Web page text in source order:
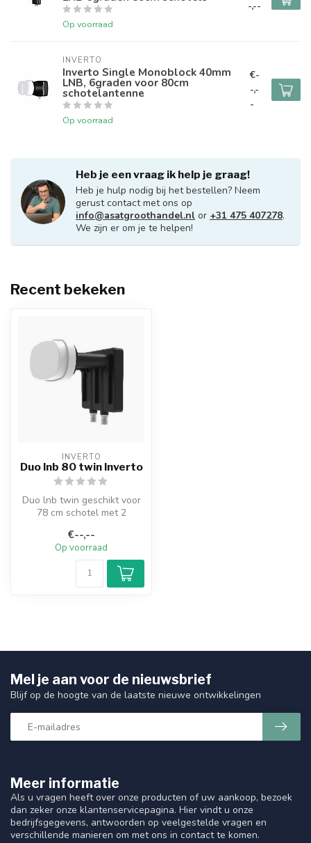
Op voorraad
-,--
INVERTO
Inverto Single Monoblock 40mm
LNB, 6graden voor 80cm
schotelantenne
Op voorraad
€-
-,-
-
Heb je een vraag ik help je graag!
Heb je hulp nodig bij het bestellen? Neem
gerust contact met ons op
info@asatgroothandel.nl or +31 475 407278.
We zijn er om je te helpen!
Recent bekeken
INVERTO
Duo lnb 80 twin Inverto
Duo lnb twin geschikt voor
78 cm schotel met 2
ontvangst van ...
€--,--
Op voorraad
Meer informatie
Als u vragen heeft over onze producten of uw aankoop, bezoek
dan zeker onze klantenservicepagina. Hier vindt u onze
bedrijfsgegevens, antwoorden op veelgestelde vragen en
verschillende manieren om met ons in contact te komen.
Mel je aan voor de nieuwsbrief
Blijf op de hoogte van de laatste nieuwe ontwikkelingen